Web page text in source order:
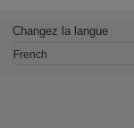
la feuille BD033
laisse l'alliage de
Changez la langue
French